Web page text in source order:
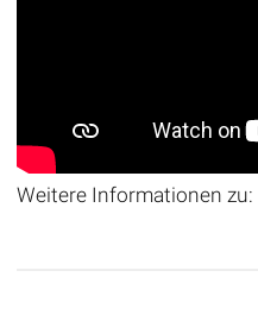
Weitere Informationen zu: